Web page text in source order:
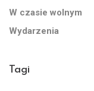
W czasie wolnym
Wydarzenia
Tagi